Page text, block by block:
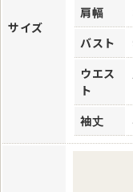
サイズ
肩幅
バスト
ウエス
ト
袖丈